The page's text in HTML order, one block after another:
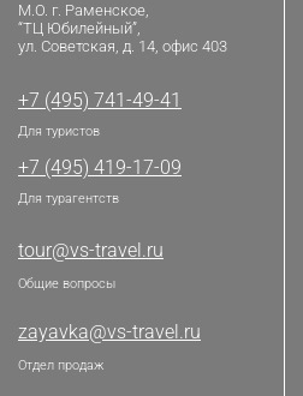
М.О. г. Раменское,
“ТЦ Юбилейный”,
ул. Советская, д. 14, офис 403
+7 (495) 741-49-41
Для туристов
+7 (495) 419-17-09
Для турагентств
tour@vs-travel.ru
Общие вопросы
zayavka@vs-travel.ru
Отдел продаж